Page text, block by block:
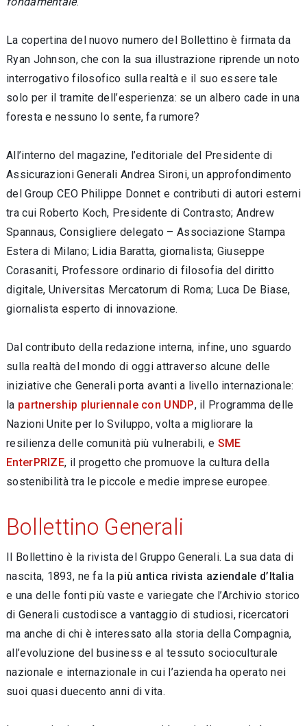
La copertina del nuovo numero del Bollettino è firmata da
Ryan Johnson, che con la sua illustrazione riprende un noto
interrogativo filosofico sulla realtà e il suo essere tale
solo per il tramite dell’esperienza: se un albero cade in una
foresta e nessuno lo sente, fa rumore?
All’interno del magazine, l’editoriale del Presidente di
Assicurazioni Generali Andrea Sironi, un approfondimento
del Group CEO Philippe Donnet e contributi di autori esterni
tra cui Roberto Koch, Presidente di Contrasto; Andrew
Spannaus, Consigliere delegato – Associazione Stampa
Estera di Milano; Lidia Baratta, giornalista; Giuseppe
Corasaniti, Professore ordinario di filosofia del diritto
digitale, Universitas Mercatorum di Roma; Luca De Biase,
giornalista esperto di innovazione.
Dal contributo della redazione interna, infine, uno sguardo
sulla realtà del mondo di oggi attraverso alcune delle
iniziative che Generali porta avanti a livello internazionale:
la partnership pluriennale con UNDP, il Programma delle
Nazioni Unite per lo Sviluppo, volta a migliorare la
resilienza delle comunità più vulnerabili, e SME
EnterPRIZE, il progetto che promuove la cultura della
sostenibilità tra le piccole e medie imprese europee.
Bollettino Generali
Il Bollettino è la rivista del Gruppo Generali. La sua data di
nascita, 1893, ne fa la più antica rivista aziendale d’Italia
e una delle fonti più vaste e variegate che l’Archivio storico
di Generali custodisce a vantaggio di studiosi, ricercatori
ma anche di chi è interessato alla storia della Compagnia,
all’evoluzione del business e al tessuto socioculturale
nazionale e internazionale in cui l’azienda ha operato nei
suoi quasi duecento anni di vita.